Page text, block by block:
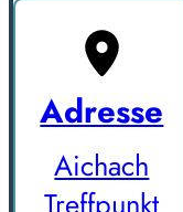
Adresse
Aichach